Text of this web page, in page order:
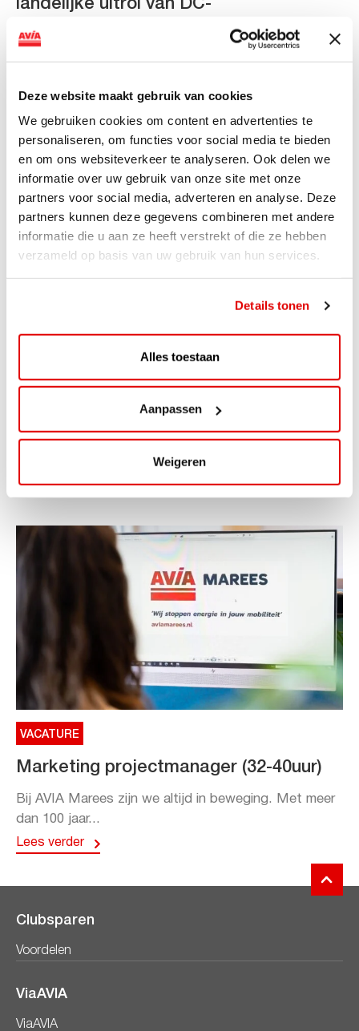
Deze website maakt gebruik van cookies
We gebruiken cookies om content en advertenties te
personaliseren, om functies voor social media te bieden
en om ons websiteverkeer te analyseren. Ook delen we
informatie over uw gebruik van onze site met onze
partners voor social media, adverteren en analyse. Deze
partners kunnen deze gegevens combineren met andere
informatie die u aan ze heeft verstrekt of die ze hebben
verzameld op basis van uw gebruik van hun services.
Details tonen
Alles toestaan
Aanpassen
Weigeren
landelijke uitrol van DC-
Lees verder
ViaAVIA Super Deal: 20% korting bij
ViaLuxury Hotels
ViaAVIA Super Deal: €25 korting bij ViaLuxury Hotels
Toe aan een ontspannen nachtje...
Lees verder
VACATURE
Marketing projectmanager (32-40uur)
Bij AVIA Marees zijn we altijd in beweging. Met meer
dan 100 jaar...
Lees verder
Clubsparen
Voordelen
ViaAVIA
ViaAVIA